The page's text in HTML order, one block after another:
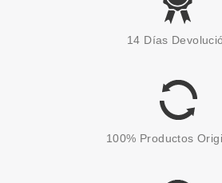
CATRICE
LASHES MASCARA
3.90€
14 Días
100% Productos